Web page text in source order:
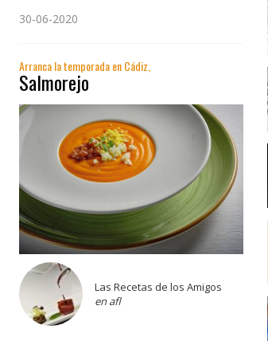
30-06-2020
Arranca la temporada en Cádiz,
Salmorejo
Las Recetas de los Amigos
en afl